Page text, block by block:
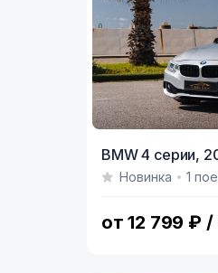
of
BMW 4 серии,
Новинка
1
от 12 799 ₽ /